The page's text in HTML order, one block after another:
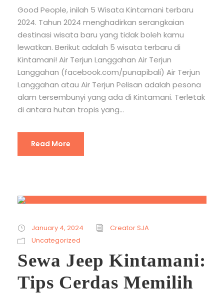
Good People, inilah 5 Wisata Kintamani terbaru
2024. Tahun 2024 menghadirkan serangkaian
destinasi wisata baru yang tidak boleh kamu
lewatkan. Berikut adalah 5 wisata terbaru di
Kintamani! Air Terjun Langgahan Air Terjun
Langgahan (facebook.com/punapibali) Air Terjun
Langgahan atau Air Terjun Pelisan adalah pesona
alam tersembunyi yang ada di Kintamani. Terletak
di antara hutan tropis yang...
Read More
January 4, 2024
Creator SJA
Uncategorized
Sewa Jeep Kintamani:
Tips Cerdas Memilih